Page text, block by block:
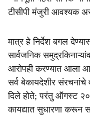
टीसीपी मंजुरी आवश्यक
मात्र हे निर्देश बगल
सार्वजनिक
आरोपही करण्यात आला
सर्व बेकायदेशीर
दिले होते; परंतु ऑगस्ट
कायद्यात सुधारणा करून